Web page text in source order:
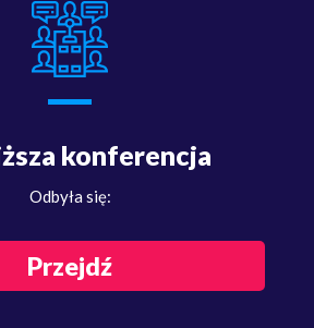
konferencja
Odbyła się:
Przejdź